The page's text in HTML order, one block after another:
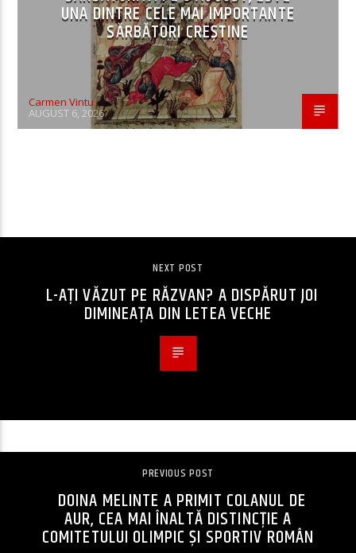
UNA DINTRE CELE MAI IMPORTANTE
SĂRBĂTORI CREȘTINE
Carmen Vintu
AUGUST 6, 2026
NEXT POST
L-AȚI VĂZUT PE RĂZVAN? A DISPĂRUT JOI
DIMINEAȚA DIN LETEA VECHE
PREVIOUS POST
DOINA MELINTE A PRIMIT COLANUL DE
AUR, CEA MAI ÎNALTĂ DISTINCŢIE A
COMITETULUI OLIMPIC ŞI SPORTIV ROMÂN